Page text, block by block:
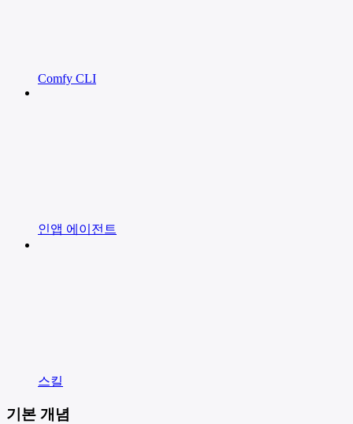
Comfy CLI
인앱 에이전트
스킬
기본 개념